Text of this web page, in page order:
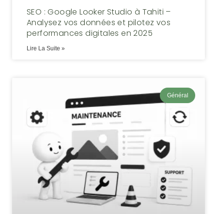
SEO : Google Looker Studio à Tahiti –
Analysez vos données et pilotez vos
performances digitales en 2025
Lire La Suite »
Général